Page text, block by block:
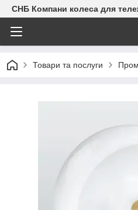
СНБ Компани колеса для
Товари та послуги